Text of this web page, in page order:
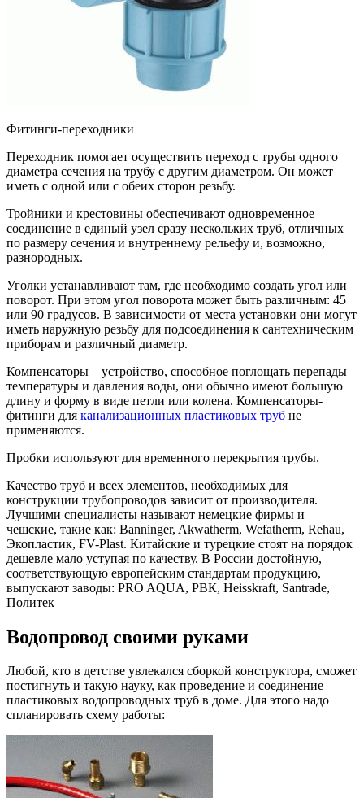
Фитинги-переходники
Переходник помогает осуществить переход с трубы одного
диаметра сечения на трубу с другим диаметром. Он может
иметь с одной или с обеих сторон резьбу.
Тройники и крестовины обеспечивают одновременное
соединение в единый узел сразу нескольких труб, отличных
по размеру сечения и внутреннему рельефу и, возможно,
разнородных.
Уголки устанавливают там, где необходимо создать угол или
поворот. При этом угол поворота может быть различным: 45
или 90 градусов. В зависимости от места установки они могут
иметь наружную резьбу для подсоединения к сантехническим
приборам и различный диаметр.
Компенсаторы – устройство, способное поглощать перепады
температуры и давления воды, они обычно имеют большую
длину и форму в виде петли или колена. Компенсаторы-
фитинги для канализационных пластиковых труб не
применяются.
Пробки используют для временного перекрытия трубы.
Качество труб и всех элементов, необходимых для
конструкции трубопроводов зависит от производителя.
Лучшими специалисты называют немецкие фирмы и
чешские, такие как: Banninger, Akwatherm, Wefatherm, Rehau,
Экопластик, FV-Plast. Китайские и турецкие стоят на порядок
дешевле мало уступая по качеству. В России достойную,
соответствующую европейским стандартам продукцию,
выпускают заводы: PRO AQUA, РВК, Heisskraft, Santrade,
Политек
Водопровод своими руками
Любой, кто в детстве увлекался сборкой конструктора, сможет
постигнуть и такую науку, как проведение и соединение
пластиковых водопроводных труб в доме. Для этого надо
спланировать схему работы: